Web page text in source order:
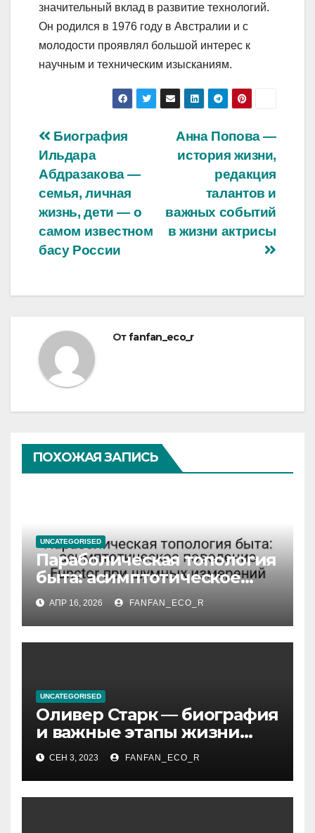
значительный вклад в развитие технологий.
Он родился в 1976 году в Австралии и с
молодости проявлял большой интерес к
научным и техническим изысканиям.
Навигация
по
записям
Анна Попова —
история жизни,
редакция
талантов и
важных событий
в жизни актрисы
Биография
Ильдара
Абдразакова —
семья, личная
жизнь, дети — о
самом известном
басу России
Отfanfan_eco_r
ПОХОЖАЯ ЗАПИСЬ
UNCATEGORISED
Параболическая топология
быта: асимптотическое
поведение Functor при
шумных измерений
АПР 16, 2026 FANFAN_ECO_R
UNCATEGORISED
Оливер Старк — биография
и важные этапы жизни
великого миллиардера и
супергероя
СЕН 3, 2023 FANFAN_ECO_R